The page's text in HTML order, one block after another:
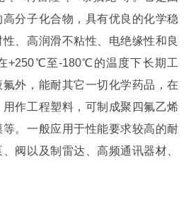
分子化合物，具有优良的化学稳
、高润滑不粘性、电绝缘性和良
+250℃至-180℃的温度下长期工
外，能耐其它一切化学药品，在
作工程塑料，可制成聚四氟乙烯
。一般应用于性能要求较高的耐
阀以及制雷达、高频通讯器材、